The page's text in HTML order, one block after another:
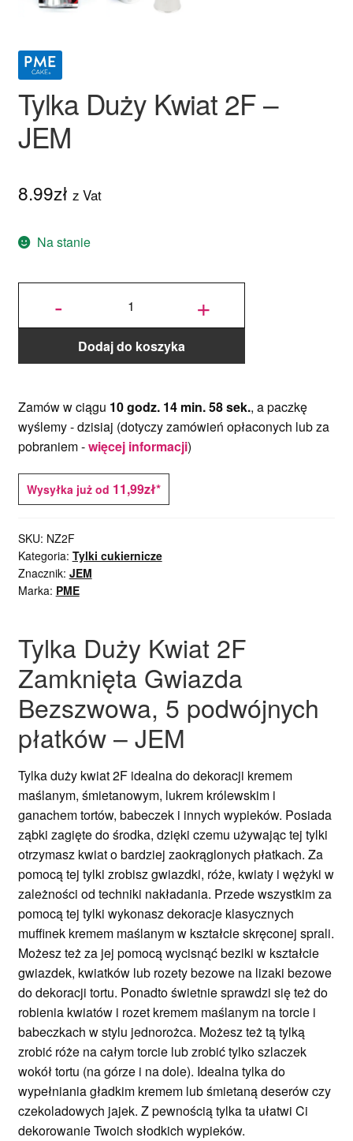
Tylka Duży Kwiat 2F –
JEM
8.99zł z Vat
Na stanie
-
ilość
+
Dodaj do koszyka
Zamów w ciągu 10 godz. 14 min. 58 sek., a paczkę
wyślemy -dzisiaj (dotyczy zamówień opłaconych lub za
pobraniem -więcej informacji)
Wysyłka już od 11,99zł*
SKU: NZ2F
Kategoria: Tylki cukiernicze
Znacznik: JEM
Marka: PME
Tylka Duży Kwiat 2F
Zamknięta Gwiazda
Bezszwowa, 5 podwójnych
płatków – JEM
Tylka duży kwiat 2F idealna do dekoracji kremem
maślanym, śmietanowym, lukrem królewskim i
ganachem tortów, babeczek i innych wypieków. Posiada
ząbki zagięte do środka, dzięki czemu używając tej tylki
otrzymasz kwiat o bardziej zaokrąglonych płatkach. Za
pomocą tej tylki zrobisz gwiazdki, róże, kwiaty i wężyki w
zależności od techniki nakładania. Przede wszystkim za
pomocą tej tylki wykonasz dekoracje klasycznych
muffinek kremem maślanym w kształcie skręconej sprali.
Możesz też za jej pomocą wycisnąć beziki w kształcie
gwiazdek, kwiatków lub rozety bezowe na lizaki bezowe
do dekoracji tortu. Ponadto świetnie sprawdzi się też do
robienia kwiatów i rozet kremem maślanym na torcie i
babeczkach w stylu jednorożca. Możesz też tą tylką
zrobić róże na całym torcie lub zrobić tylko szlaczek
wokół tortu (na górze i na dole). Idealna tylka do
wypełniania gładkim kremem lub śmietaną deserów czy
czekoladowych jajek. Z pewnością tylka ta ułatwi Ci
dekorowanie Twoich słodkich wypieków.